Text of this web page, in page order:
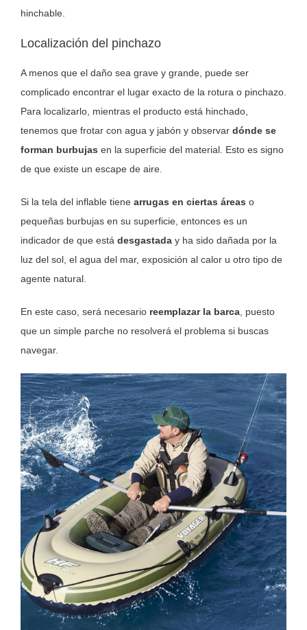
hinchable.
Localización del pinchazo
A menos que el daño sea grave y grande, puede ser
complicado encontrar el lugar exacto de la rotura o pinchazo.
Para localizarlo, mientras el producto está hinchado,
tenemos que frotar con agua y jabón y observar dónde se
forman burbujas en la superficie del material. Esto es signo
de que existe un escape de aire.
Si la tela del inflable tiene arrugas en ciertas áreas o
pequeñas burbujas en su superficie, entonces es un
indicador de que está desgastaday ha sido dañada por la
luz del sol, el agua del mar, exposición al calor u otro tipo de
agente natural.
En este caso, será necesario reemplazar la barca, puesto
que un simple parche no resolverá el problema si buscas
navegar.